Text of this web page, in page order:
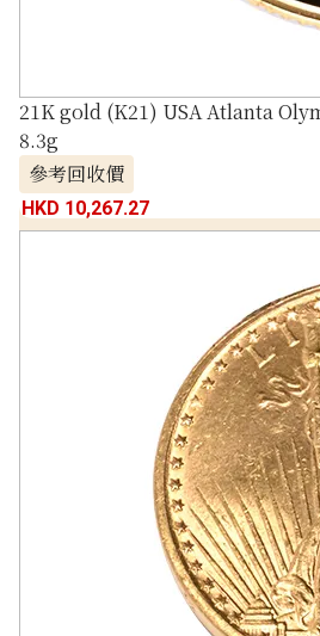
21K gold (K21) USA Atlanta
8.3g
參考回收價
HKD 10,267.27